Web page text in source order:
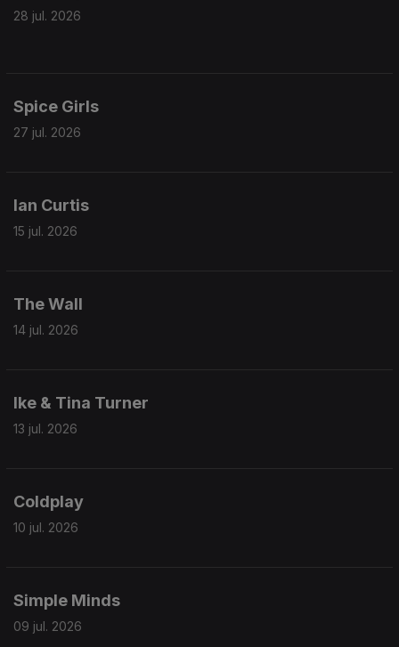
28 jul. 2026
Spice Girls
27 jul. 2026
Ian Curtis
15 jul. 2026
The Wall
14 jul. 2026
Ike & Tina Turner
13 jul. 2026
Coldplay
10 jul. 2026
Simple Minds
09 jul. 2026